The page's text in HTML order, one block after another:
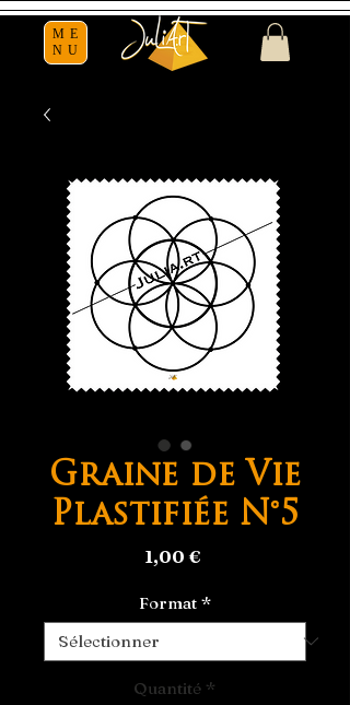
ME
NU
Graine de Vie
Plastifiée N°5
1,00 €Prix
Format *
Quantité *